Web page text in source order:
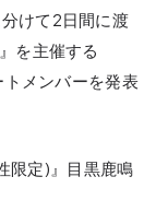
けて2日間に渡
を主催する
メンバーを発表
限定)』目黒鹿鳴